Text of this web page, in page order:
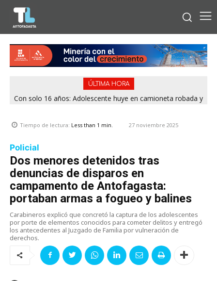
ÚLTIMA HORA
Con solo 16 años: Adolescente huye en camioneta robada y
Tiempo de lectura: Less than 1 min. 27 noviembre 2025
Policial
Dos menores detenidos tras
denuncias de disparos en
campamento de Antofagasta:
portaban armas a fogueo y balines
Carabineros explicó que concretó la captura de los adolescentes
por porte de elementos conocidos para cometer delitos y entregó
los antecedentes al Juzgado de Familia por vulneración de
derechos.